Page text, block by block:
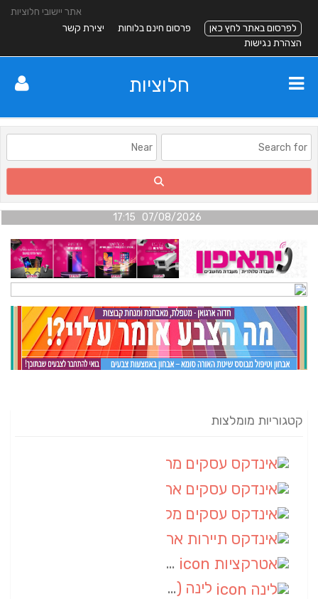
אתר יישובי חלוציות
לפרסום באתר לחץ כאן
פרסום חינם בלוחות
יצירת קשר
הצהרת נגישות
חלוציות
07/08/2026 17:15
קטגוריות מומלצות
אטרקציות
לינה (1)